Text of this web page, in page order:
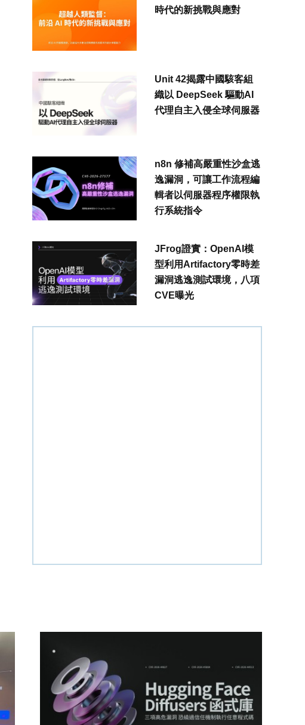
時代的新挑戰與應對
Unit 42揭露中國駭客組
織以 DeepSeek 驅動AI
代理自主入侵全球伺服器
n8n 修補高嚴重性沙盒逃
逸漏洞，可讓工作流程編
輯者以伺服器程序權限執
行系統指令
JFrog證實：OpenAI模
型利用Artifactory零時差
漏洞逃逸測試環境，八項
CVE曝光